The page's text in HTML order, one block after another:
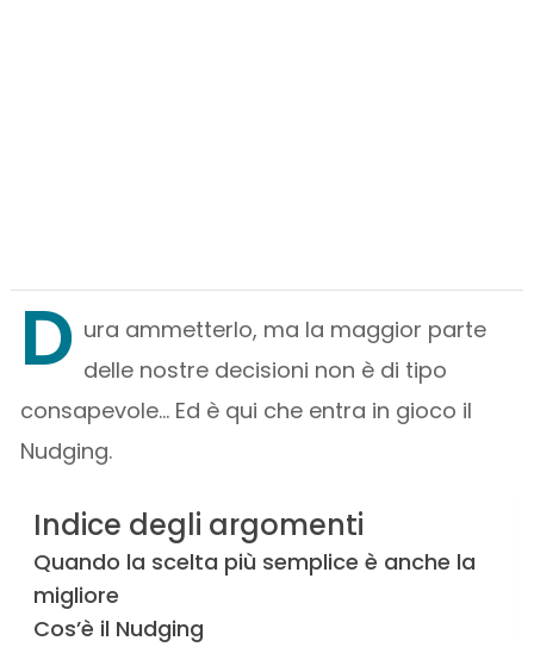
D ura ammetterlo, ma la maggior parte
delle nostre decisioni non è di tipo
consapevole… Ed è qui che entra in gioco il
Nudging.
Indice degli argomenti
Quando la scelta più semplice è anche la
migliore
Cos’è il Nudging